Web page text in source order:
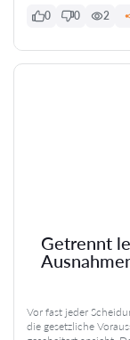
0 0 2
Getrennt
Vor fast jeder
die gesetzliche